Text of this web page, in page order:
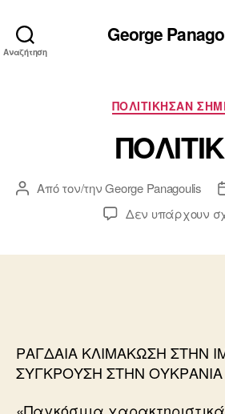
Αναζήτηση
George
ΠΟΛΙΤΙΚΗΣΑΝ
Συντάκτης
Από τον/τηνGeorge Panagoulis
Δεν υπάρχουν
ΡΑΓΔΑΙΑ ΚΛΙΜΑΚΩΣΗ ΣΤΗΝ
ΣΥΓΚΡΟΥΣΗ ΣΤΗΝ ΟΥΚΡΑΝΙΑ